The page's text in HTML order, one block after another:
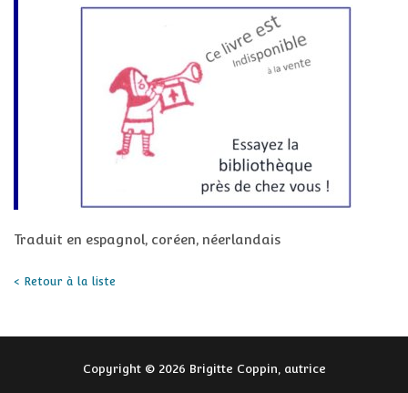
Traduit en espagnol, coréen, néerlandais
< Retour à la liste
Copyright © 2026 Brigitte Coppin, autrice